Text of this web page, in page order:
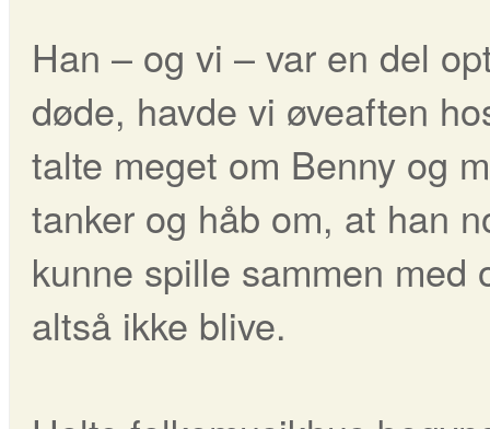
Han – og vi – var en del
døde, havde vi øveaften
talte meget om Benny og
tanker og håb om, at han
kunne spille sammen
altså ikke blive.